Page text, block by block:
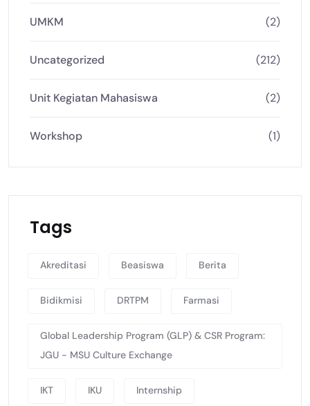
UMKM (2)
Uncategorized (212)
Unit Kegiatan Mahasiswa (2)
Workshop (1)
Tags
Akreditasi Beasiswa Berita
Bidikmisi DRTPM Farmasi
Global Leadership Program (GLP) & CSR Program:
JGU - MSU Culture Exchange
IKT IKU Internship